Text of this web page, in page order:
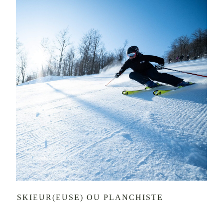
SKIEUR(EUSE) OU PLANCHISTE